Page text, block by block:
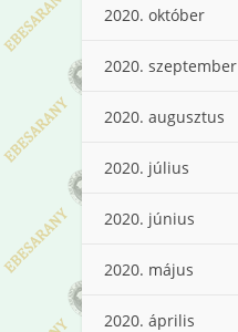
2020. október
2020. szeptember
2020. augusztus
2020. július
2020. június
2020. május
2020. április